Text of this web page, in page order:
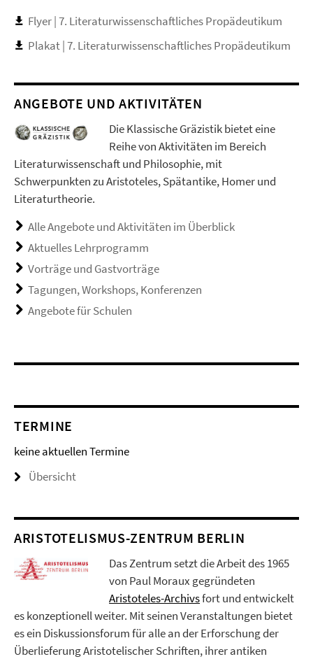
Flyer | 7. Literaturwissenschaftliches Propädeutikum
Plakat | 7. Literaturwissenschaftliches Propädeutikum
ANGEBOTE UND AKTIVITÄTEN
Die Klassische Gräzistik bietet eine
Reihe von Aktivitäten im Bereich
Literaturwissenschaft und Philosophie, mit
Schwerpunkten zu Aristoteles, Spätantike, Homer und
Literaturtheorie.
Alle Angebote und Aktivitäten im Überblick
Aktuelles Lehrprogramm
Vorträge und Gastvorträge
Tagungen, Workshops, Konferenzen
Angebote für Schulen
TERMINE
keine aktuellen Termine
Übersicht
ARISTOTELISMUS-ZENTRUM BERLIN
Das Zentrum setzt die Arbeit des 1965
von Paul Moraux gegründeten
Aristoteles-Archivsfort und entwickelt
es konzeptionell weiter. Mit seinen Veranstaltungen bietet
es ein Diskussionsforum für alle an der Erforschung der
Überlieferung Aristotelischer Schriften, ihrer antiken